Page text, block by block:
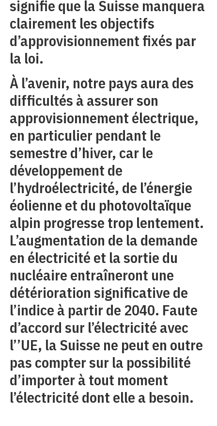
signifie que la Suisse manquera
clairement les objectifs
d’approvisionnement fixés par
la loi.
À l’avenir, notre pays aura des
difficultés à assurer son
approvisionnement électrique,
en particulier pendant le
semestre d’hiver, car le
développement de
l’hydroélectricité, de l’énergie
éolienne et du photovoltaïque
alpin progresse trop lentement.
L’augmentation de la demande
en électricité et la sortie du
nucléaire entraîneront une
détérioration significative de
l’indice à partir de 2040. Faute
d’accord sur l’électricité avec
l’’UE, la Suisse ne peut en outre
pas compter sur la possibilité
d’importer à tout moment
l’électricité dont elle a besoin.